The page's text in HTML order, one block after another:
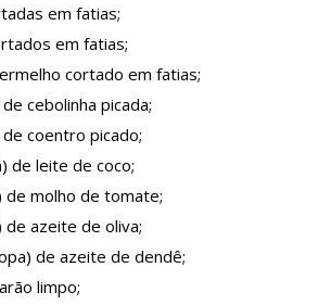
em fatias;
em fatias;
cortado em fatias;
cebolinha picada;
de coentro picado;
de leite de coco;
de molho de tomate;
de azeite de oliva;
de azeite de dendê;
limpo;